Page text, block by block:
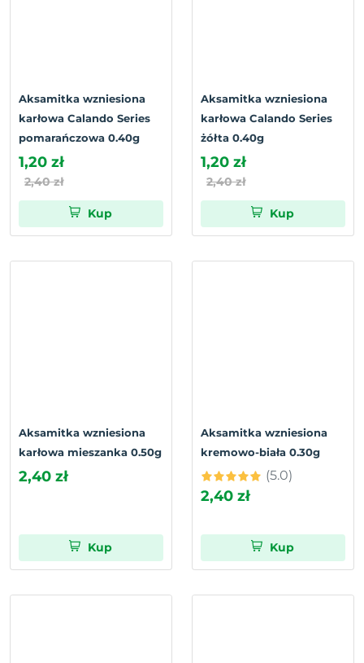
Aksamitka wzniesiona
karłowa Calando Series
pomarańczowa 0.40g
1,20 zł
2,40 zł
Kup
Aksamitka wzniesiona
karłowa Calando Series
żółta 0.40g
1,20 zł
2,40 zł
Kup
Aksamitka wzniesiona
karłowa mieszanka 0.50g
2,40 zł
Kup
Aksamitka wzniesiona
kremowo-biała 0.30g
(5.0)
2,40 zł
Kup